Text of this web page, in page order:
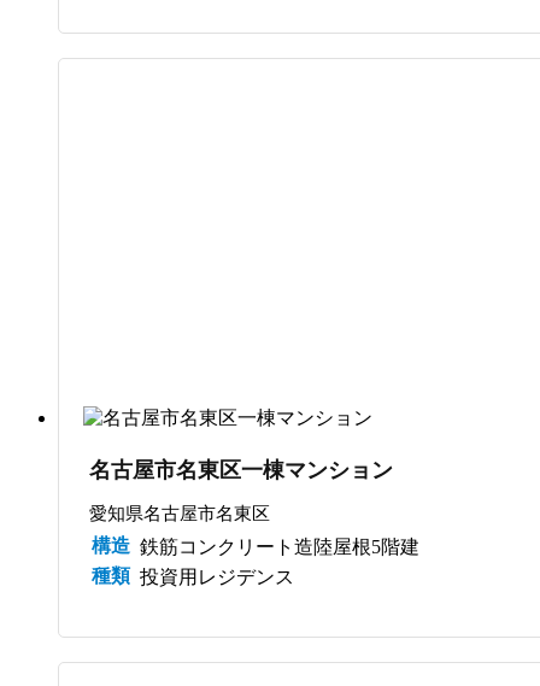
名古屋市名東区一棟マンション
愛知県名古屋市名東区
構造 鉄筋コンクリート造陸屋根5階建
種類 投資用レジデンス